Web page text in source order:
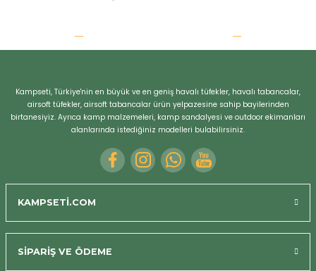
Kampseti, Türkiye'nin en büyük ve en geniş havalı tüfekler, havalı tabancalar,
airsoft tüfekler, airsoft tabancalar ürün yelpazesine sahip bayilerinden
birtanesiyiz. Ayrıca kamp malzemeleri, kamp sandalyesi ve outdoor ekimanları
alanlarında istediğiniz modelleri bulabilirsiniz.
KAMPSETİ.COM
SİPARİŞ VE ÖDEME
Bizi Arayın